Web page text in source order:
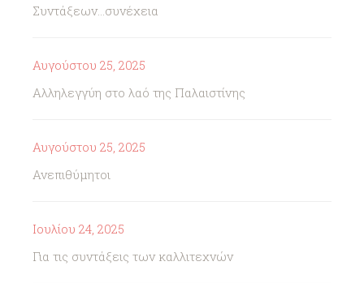
Συντάξεων...συνέχεια
Αυγούστου 25, 2025
Αλληλεγγύη στο λαό της Παλαιστίνης
Αυγούστου 25, 2025
Ανεπιθύμητοι
Ιουλίου 24, 2025
Για τις συντάξεις των καλλιτεχνών